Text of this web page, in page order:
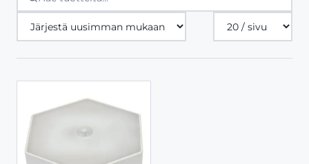
Tuotteita
sivulla